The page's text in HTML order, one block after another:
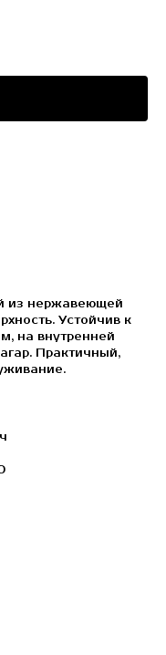
из нержавеющей
Устойчив к
на внутренней
Практичный,